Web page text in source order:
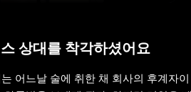
상대를 착각하셨어요
어느날 술에 취한 채 회사의 후계자이